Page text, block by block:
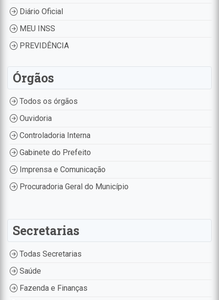
Diário Oficial
MEU INSS
PREVIDÊNCIA
Órgãos
Todos os órgãos
Ouvidoria
Controladoria Interna
Gabinete do Prefeito
Imprensa e Comunicação
Procuradoria Geral do Município
Secretarias
Todas Secretarias
Saúde
Fazenda e Finanças